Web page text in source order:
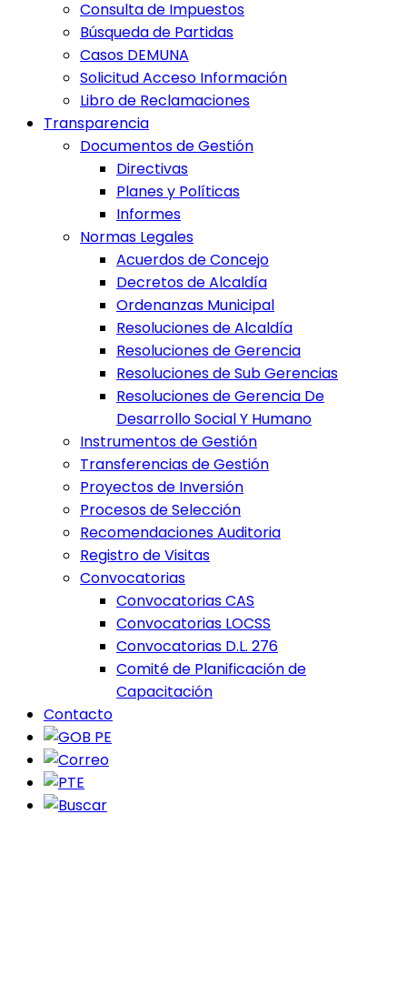
Consulta de Impuestos
Búsqueda de Partidas
Casos DEMUNA
Solicitud Acceso Información
Libro de Reclamaciones
Transparencia
Documentos de Gestión
Directivas
Planes y Políticas
Informes
Normas Legales
Acuerdos de Concejo
Decretos de Alcaldía
Ordenanzas Municipal
Resoluciones de Alcaldía
Resoluciones de Gerencia
Resoluciones de Sub Gerencias
Resoluciones de Gerencia De
Desarrollo Social Y Humano
Instrumentos de Gestión
Transferencias de Gestión
Proyectos de Inversión
Procesos de Selección
Recomendaciones Auditoria
Registro de Visitas
Convocatorias
Convocatorias CAS
Convocatorias LOCSS
Convocatorias D.L. 276
Comité de Planificación de
Capacitación
Contacto